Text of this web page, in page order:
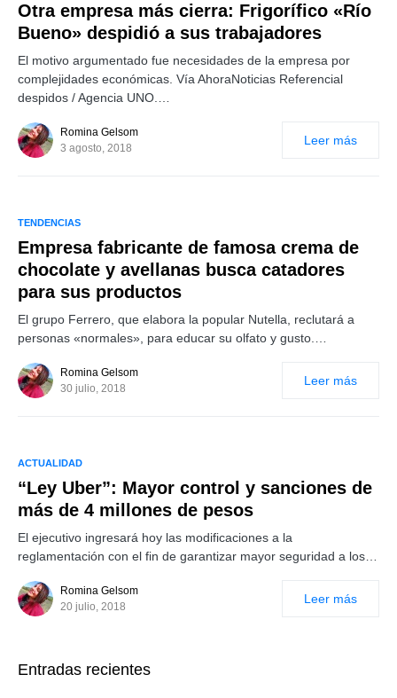
Otra empresa más cierra: Frigorífico «Río
Bueno» despidió a sus trabajadores
El motivo argumentado fue necesidades de la empresa por
complejidades económicas. Vía AhoraNoticias Referencial
despidos / Agencia UNO.…
Romina Gelsom
3 agosto, 2018
Leer más
TENDENCIAS
Empresa fabricante de famosa crema de
chocolate y avellanas busca catadores
para sus productos
El grupo Ferrero, que elabora la popular Nutella, reclutará a
personas «normales», para educar su olfato y gusto.…
Romina Gelsom
30 julio, 2018
Leer más
ACTUALIDAD
“Ley Uber”: Mayor control y sanciones de
más de 4 millones de pesos
El ejecutivo ingresará hoy las modificaciones a la
reglamentación con el fin de garantizar mayor seguridad a los…
Romina Gelsom
20 julio, 2018
Leer más
Entradas recientes